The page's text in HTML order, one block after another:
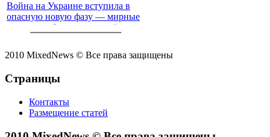
Война на Украине вступила в
опасную новую фазу — мирные
жители с обеих сторон всё чаще
2010 MixedNews © Все права защищены
Страницы
Контакты
Размещение статей